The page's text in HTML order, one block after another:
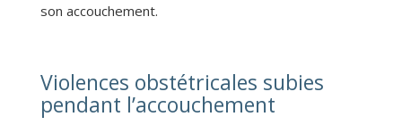
son accouchement.
Violences obstétricales subies
pendant l’accouchement